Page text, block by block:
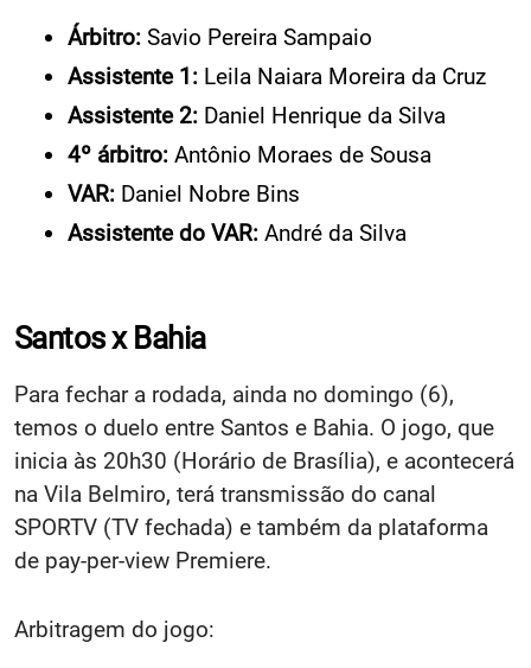
Árbitro: Savio Pereira Sampaio
Assistente 1: Leila Naiara Moreira da Cruz
Assistente 2: Daniel Henrique da Silva
4º árbitro: Antônio Moraes de Sousa
VAR: Daniel Nobre Bins
Assistente do VAR: André da Silva
Santos x Bahia
Para fechar a rodada, ainda no domingo (6),
temos o duelo entre Santos e Bahia. O jogo, que
inicia às 20h30 (Horário de Brasília), e acontecerá
na Vila Belmiro, terá transmissão do canal
SPORTV (TV fechada) e também da plataforma
de pay-per-view Premiere.
Arbitragem do jogo: